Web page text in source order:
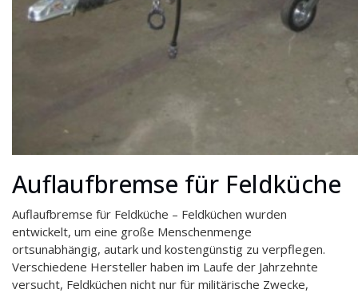
Auflaufbremse für Feldküche
Auflaufbremse für Feldküche – Feldküchen wurden
entwickelt, um eine große Menschenmenge
ortsunabhängig, autark und kostengünstig zu verpflegen.
Verschiedene Hersteller haben im Laufe der Jahrzehnte
versucht, Feldküchen nicht nur für militärische Zwecke,